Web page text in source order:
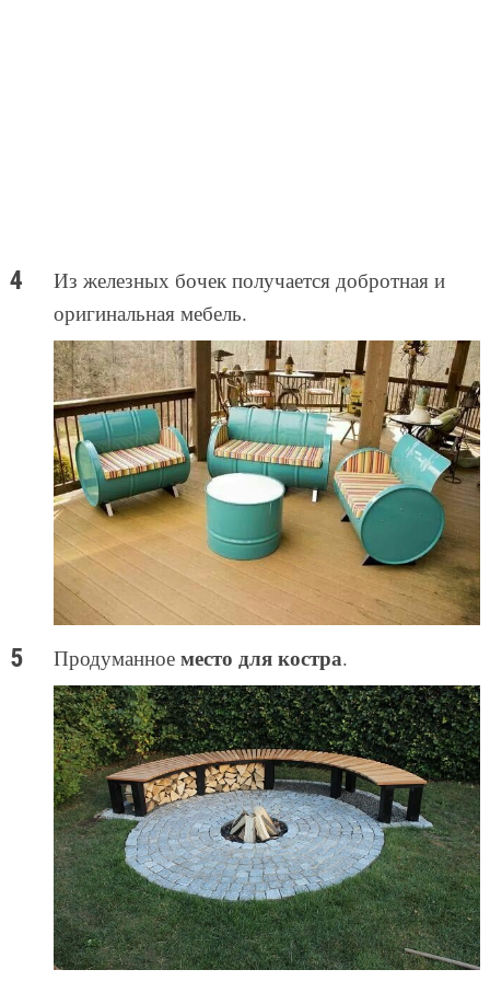
Из железных бочек получается добротная и
оригинальная мебель.
Продуманное место для костра.